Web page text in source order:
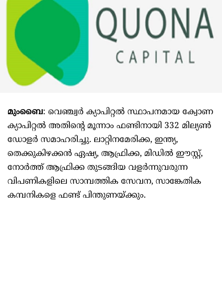
മുംബൈ: വെഞ്ച്വർ ക്യാപിറ്റൽ സ്ഥാപനമായ ക്വോണ
ക്യാപിറ്റൽ അതിന്റെ മൂന്നാം ഫണ്ടിനായി 332 മില്യൺ
ഡോളർ സമാഹരിച്ചു. ലാറ്റിനമേരിക്ക, ഇന്ത്യ,
തെക്കുകിഴക്കൻ ഏഷ്യ, ആഫ്രിക്ക, മിഡിൽ ഈസ്റ്റ്,
നോർത്ത് ആഫ്രിക്ക തുടങ്ങിയ വളർന്നുവരുന്ന
വിപണികളിലെ സാമ്പത്തിക സേവന, സാങ്കേതിക
കമ്പനികളെ ഫണ്ട് പിന്തുണയ്ക്കും.